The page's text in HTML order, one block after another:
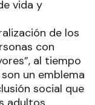
vida y
de los
con
al tiempo
un emblema
social que